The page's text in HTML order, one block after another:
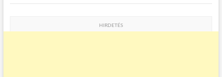
HIRDETÉS